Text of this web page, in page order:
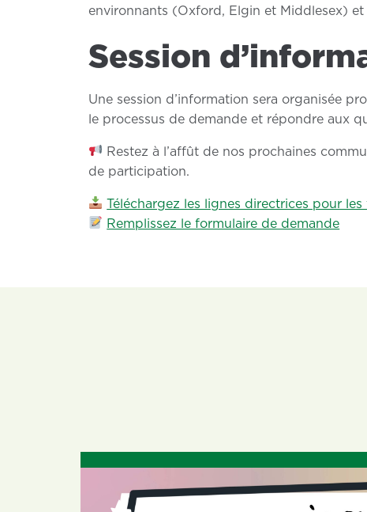
environnants (Oxford, Elgin et Middlesex)
Session
Une session d’information sera organisée
le processus de demande et répondre aux
Restez à l’affût de nos prochaines
de participation.
Téléchargez les lignes directrices pour
Remplissez le formulaire de demande